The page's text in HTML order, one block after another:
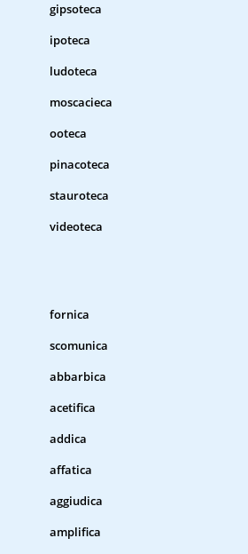
gipsoteca
ipoteca
ludoteca
moscacieca
ooteca
pinacoteca
stauroteca
videoteca
fornica
scomunica
abbarbica
acetifica
addica
affatica
aggiudica
amplifica